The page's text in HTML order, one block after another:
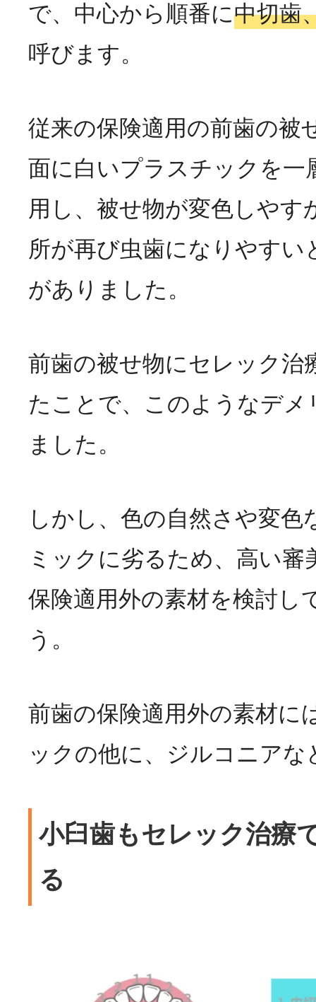
で、中心から順番に中切歯
呼びます。
従来の保険適用の前歯の被
面に白いプラスチックを一
用し、被せ物が変色しやす
所が再び虫歯になりやすい
がありました。
前歯の被せ物にセレック治
たことで、このようなデメ
ました。
しかし、色の自然さや変色
ミックに劣るため、高い審
保険適用外の素材を検討し
う。
前歯の保険適用外の素材に
ックの他に、ジルコニアな
小臼歯もセレック治療
る